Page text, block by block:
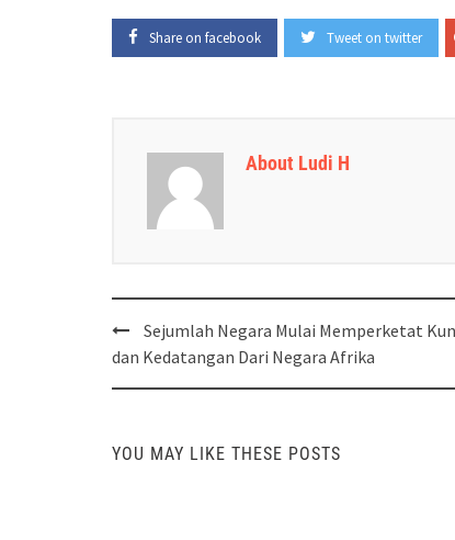
Share on facebook Tweet on twitter
About Ludi H
Post
navigation
Sejumlah Negara Mulai Memperketat
dan Kedatangan Dari Negara Afrika
YOU MAY LIKE THESE POSTS